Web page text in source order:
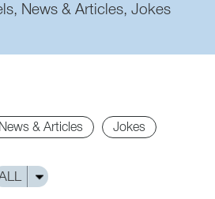
News & Articles, Jokes
News & Articles Jokes